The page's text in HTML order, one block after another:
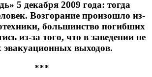
5 декабря 2009 года: тогда
Возгорание произошло из-
большинство погибших
из-за того, что в заведении не
выходов.
***